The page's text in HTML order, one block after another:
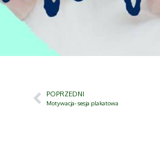
POPRZEDNI
Motywacja- sesja plakatowa